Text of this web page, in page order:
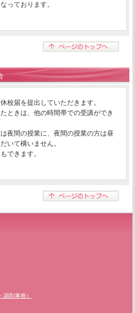
っております。
校届を提出していただきます。
ときは、他の時間帯での受講ができ
夜間の授業に、夜間の授業の方は昼
いて構いません。
できます。
調剤事務）